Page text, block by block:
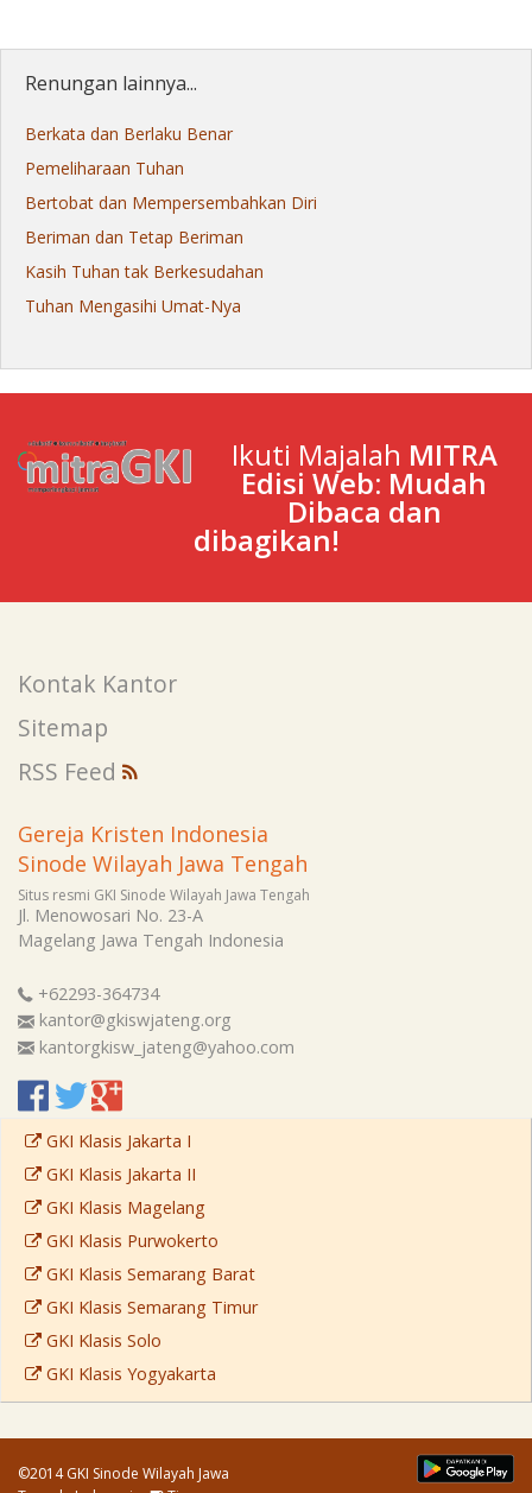
Renungan lainnya...
Berkata dan Berlaku Benar
Pemeliharaan Tuhan
Bertobat dan Mempersembahkan Diri
Beriman dan Tetap Beriman
Kasih Tuhan tak Berkesudahan
Tuhan Mengasihi Umat-Nya
Ikuti Majalah MITRA
Edisi Web: Mudah
Dibaca dan
dibagikan!
Kontak Kantor
Sitemap
RSS Feed
Gereja Kristen Indonesia
Sinode Wilayah Jawa Tengah
Situs resmi GKI Sinode Wilayah Jawa Tengah
Jl. Menowosari No. 23-A
Magelang Jawa Tengah Indonesia
+62293-364734
kantor@gkiswjateng.org
kantorgkisw_jateng@yahoo.com
GKI Klasis Jakarta I
GKI Klasis Jakarta II
GKI Klasis Magelang
GKI Klasis Purwokerto
GKI Klasis Semarang Barat
GKI Klasis Semarang Timur
GKI Klasis Solo
GKI Klasis Yogyakarta
©2014 GKI Sinode Wilayah Jawa